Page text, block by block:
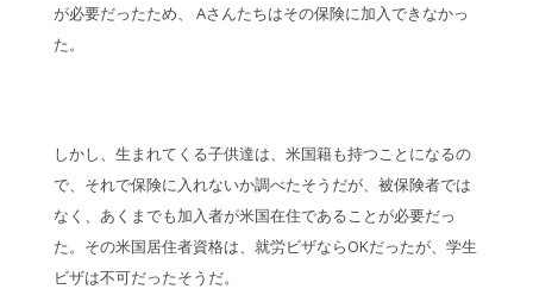
が必要だったため、 Aさんたちはその保険に加入できなかっ
た。
しかし、生まれてくる子供達は、米国籍も持つことになるの
で、それで保険に入れないか調べたそうだが、被保険者では
なく、あくまでも加入者が米国在住であることが必要だっ
た。その米国居住者資格は、就労ビザならOKだったが、学生
ビザは不可だったそうだ。